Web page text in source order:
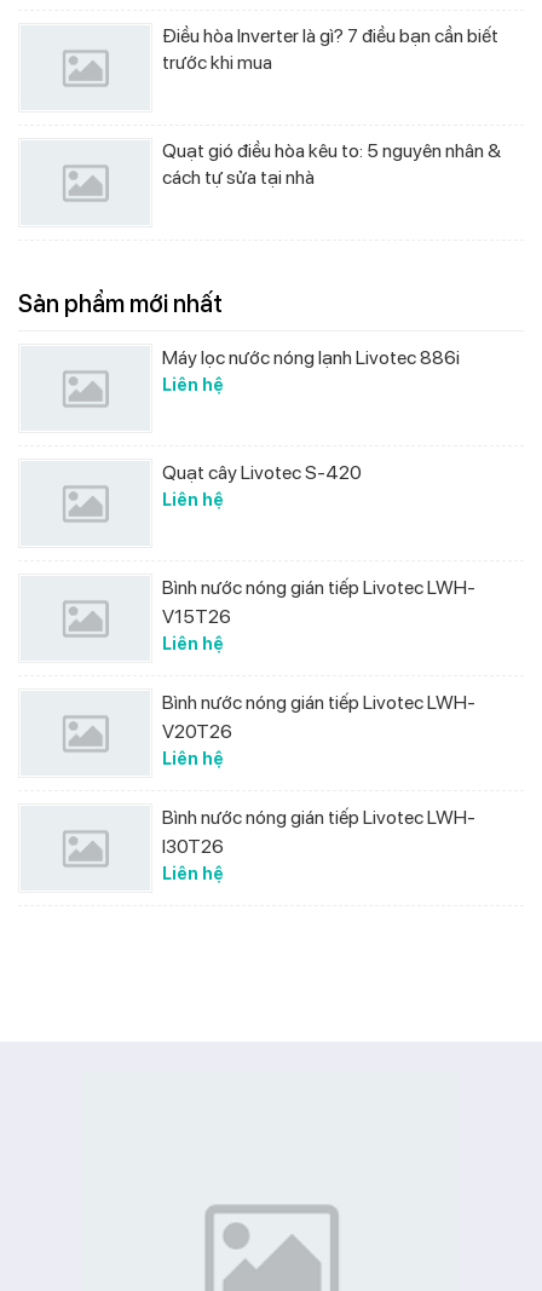
Điều hòa Inverter là gì? 7 điều bạn cần biết
trước khi mua
Quạt gió điều hòa kêu to: 5 nguyên nhân &
cách tự sửa tại nhà
Sản phẩm mới nhất
Máy lọc nước nóng lạnh Livotec 886i
Liên hệ
Quạt cây Livotec S-420
Liên hệ
Bình nước nóng gián tiếp Livotec LWH-
V15T26
Liên hệ
Bình nước nóng gián tiếp Livotec LWH-
V20T26
Liên hệ
Bình nước nóng gián tiếp Livotec LWH-
I30T26
Liên hệ